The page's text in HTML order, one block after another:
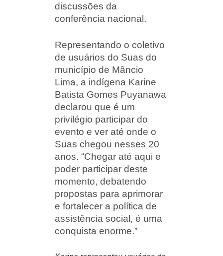
discussões da
conferência nacional.
Representando o coletivo
de usuários do Suas do
município de Mâncio
Lima, a indígena Karine
Batista Gomes Puyanawa
declarou que é um
privilégio participar do
evento e ver até onde o
Suas chegou nesses 20
anos. “Chegar até aqui e
poder participar deste
momento, debatendo
propostas para aprimorar
e fortalecer a política de
assistência social, é uma
conquista enorme.”